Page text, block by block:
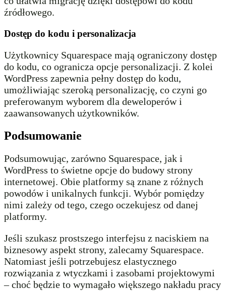
źródłowego.
Dostęp do kodu i personalizacja
Użytkownicy Squarespace mają ograniczony dostęp
do kodu, co ogranicza opcje personalizacji. Z kolei
WordPress zapewnia pełny dostęp do kodu,
umożliwiając szeroką personalizację, co czyni go
preferowanym wyborem dla deweloperów i
zaawansowanych użytkowników.
Podsumowanie
Podsumowując, zarówno Squarespace, jak i
WordPress to świetne opcje do budowy strony
internetowej. Obie platformy są znane z różnych
powodów i unikalnych funkcji. Wybór pomiędzy
nimi zależy od tego, czego oczekujesz od danej
platformy.
Jeśli szukasz prostszego interfejsu z naciskiem na
biznesowy aspekt strony, zalecamy Squarespace.
Natomiast jeśli potrzebujesz elastycznego
rozwiązania z wtyczkami i zasobami projektowymi
– choć będzie to wymagało większego nakładu pracy